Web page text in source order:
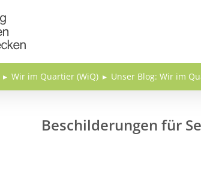
Wir im Quartier (WiQ) Unser Blog: Wir im
Beschilderungen für